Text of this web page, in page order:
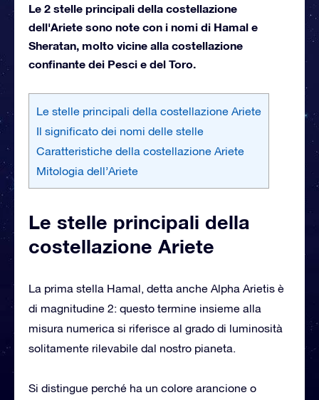
Le 2 stelle principali della costellazione
dell'Ariete sono note con i nomi di Hamal e
Sheratan, molto vicine alla costellazione
confinante dei Pesci e del Toro.
Le stelle principali della costellazione Ariete
Il significato dei nomi delle stelle
Caratteristiche della costellazione Ariete
Mitologia dell’Ariete
Le stelle principali della
costellazione Ariete
La prima stella Hamal, detta anche Alpha Arietis è
di magnitudine 2: questo termine insieme alla
misura numerica si riferisce al grado di luminosità
solitamente rilevabile dal nostro pianeta.
Si distingue perché ha un colore arancione o